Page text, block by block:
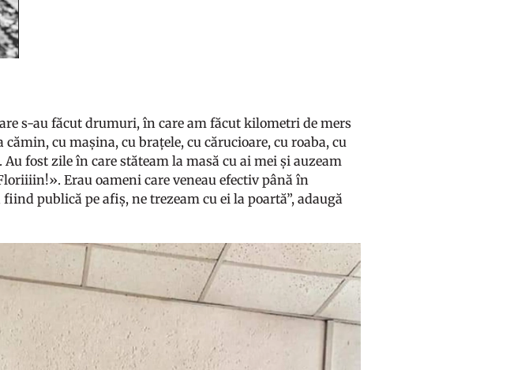
s-au făcut drumuri, în care am făcut kilometri de mers
cămin, cu mașina, cu brațele, cu cărucioare, cu roaba, cu
fost zile în care stăteam la masă cu ai mei și auzeam
Erau oameni care veneau efectiv până în
publică pe afiș, ne trezeam cu ei la poartă”, adaugă